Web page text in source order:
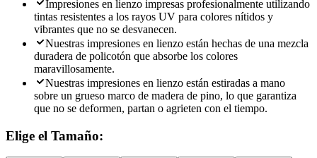
Impresiones en lienzo impresas profesionalmente utilizando
tintas resistentes a los rayos UV para colores nítidos y
vibrantes que no se desvanecen.
Nuestras impresiones en lienzo están hechas de una mezcla
duradera de policotón que absorbe los colores
maravillosamente.
Nuestras impresiones en lienzo están estiradas a mano
sobre un grueso marco de madera de pino, lo que garantiza
que no se deformen, partan o agrieten con el tiempo.
Elige el Tamaño: